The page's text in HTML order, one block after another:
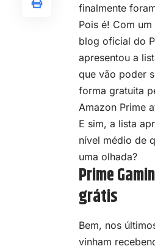
finalmente
Pois é! Com
blog oficial do
apresentou a
que vão poder
forma gratuita
Amazon Prime
E sim, a lista
nível médio de
uma olhada?
Prime
grátis
Bem, nos
vinham